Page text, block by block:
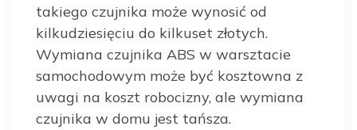
takiego czujnika może wynosić od
kilkudziesięciu do kilkuset złotych.
Wymiana czujnika ABS w warsztacie
samochodowym może być kosztowna z
uwagi na koszt robocizny, ale wymiana
czujnika w domu jest tańsza.